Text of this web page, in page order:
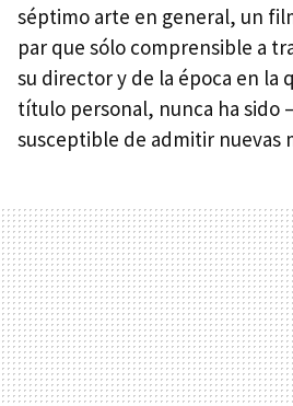
séptimo arte en general, un
par que sólo comprensible a
su director y de la época en la
título personal, nunca ha sido
susceptible de admitir nuevas